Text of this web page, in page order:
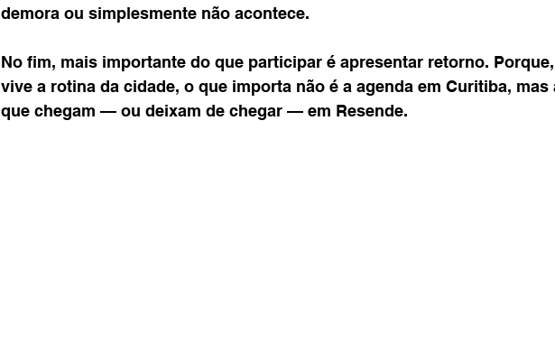
demora ou simplesmente não acontece.
No fim, mais importante do que participar é apresentar retorno.
vive a rotina da cidade, o que importa não é a agenda em Curitiba,
que chegam — ou deixam de chegar — em Resende.